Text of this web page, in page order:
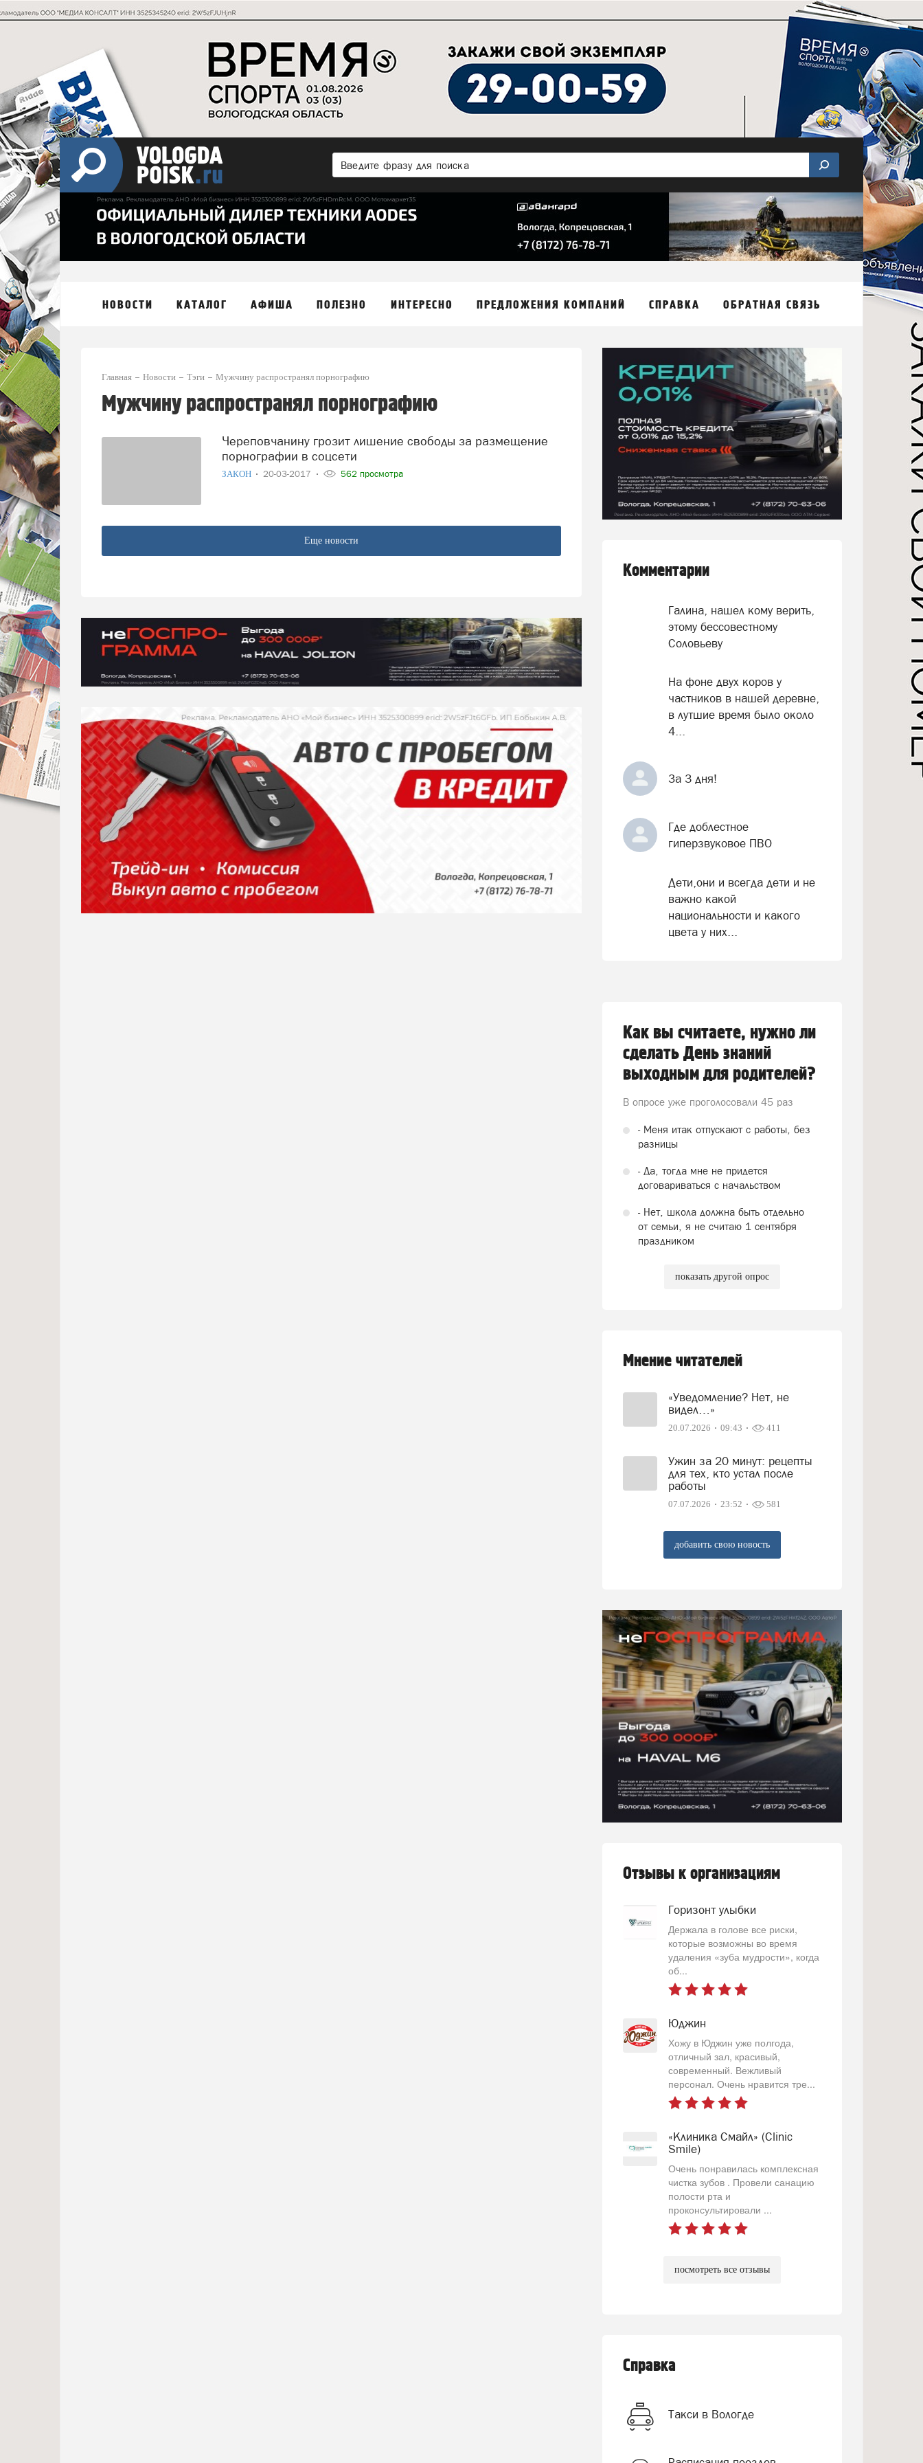
НОВОСТИ КАТАЛОГ АФИША ПОЛЕЗНО ИНТЕРЕСНО ПРЕДЛОЖЕНИЯ КОМПАНИЙ СПРАВКА ОБРАТНАЯ СВЯЗЬ
Главная Новости Тэги Мужчину распространял порнографию
Мужчину распространял порнографию
Череповчанину грозит лишение свободы за размещение
порнографии в соцсети
ЗАКОН 20-03-2017 562 просмотра
Еще новости
Комментарии
Галина, нашел кому верить,
этому бессовестному
Соловьеву
На фоне двух коров у
частников в нашей деревне,
в лутшие время было около
4...
За 3 дня!
Где доблестное
гиперзвуковое ПВО
Дети,они и всегда дети и не
важно какой
национальности и какого
цвета у них...
Как вы считаете, нужно ли
сделать День знаний
выходным для родителей?
В опросе уже проголосовали 45 раз
- Меня итак отпускают с работы, без
разницы
- Да, тогда мне не придется
договариваться с начальством
- Нет, школа должна быть отдельно
от семьи, я не считаю 1 сентября
праздником
показать другой опрос
Мнение читателей
«Уведомление? Нет, не
видел…»
20.07.2026 09:43 411
Ужин за 20 минут: рецепты
для тех, кто устал после
работы
07.07.2026 23:52 581
добавить свою новость
Отзывы к организациям
Горизонт улыбки
Держала в голове все риски,
которые возможны во время
удаления «зуба мудрости», когда
об...
Юджин
Хожу в Юджин уже полгода,
отличный зал, красивый,
современный. Вежливый
персонал. Очень нравится тре...
«Клиника Смайл» (Clinic
Smile)
Очень понравилась комплексная
чистка зубов . Провели санацию
полости рта и
проконсультировали ...
посмотреть все отзывы
Справка
Такси в Вологде